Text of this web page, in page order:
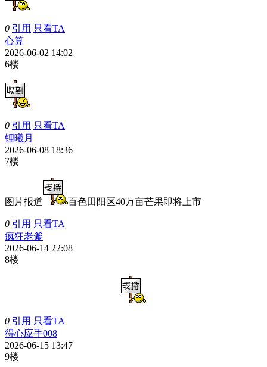
0 引用 只看TA
心算
2026-06-02 14:02
6楼
0 引用 只看TA
锂曦月
2026-06-08 18:36
7楼
图片报道 百色田阳区40万亩芒果即将上市
0 引用 只看TA
疯狂老爹
2026-06-14 22:08
8楼
0 引用 只看TA
得心应手008
2026-06-15 13:47
9楼